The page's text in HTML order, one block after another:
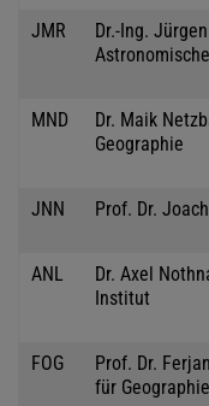
JMR
Dr.-Ing.
MND
Dr. Maik
Geographie
JNN Prof. Dr.
ANL
Dr. Axel
Institut
FOG
Prof. Dr.
für